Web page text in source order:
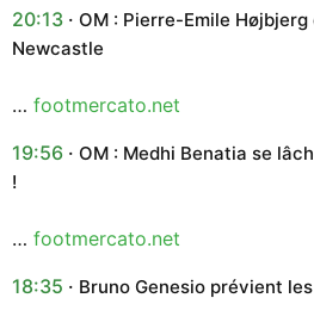
20:13
OM : Pierre-Emile
Newcastle
… footmercato.net
19:56
OM : Medhi Benatia se
!
… footmercato.net
18:35
Bruno Genesio prévient